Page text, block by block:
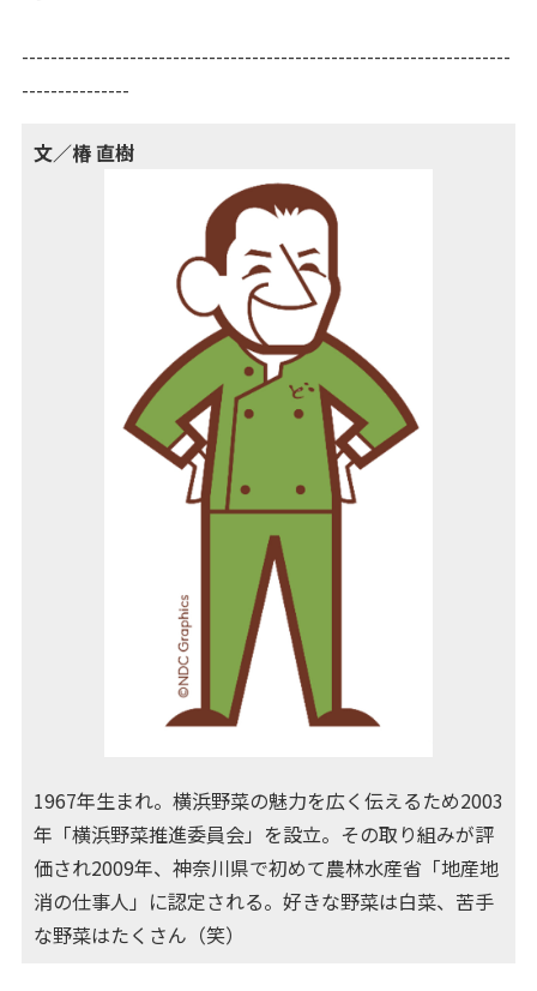
--------------------------------------------------------------------
---------------
文／椿 直樹
1967年生まれ。横浜野菜の魅力を広く伝えるため2003
年「横浜野菜推進委員会」を設立。その取り組みが評
価され2009年、神奈川県で初めて農林水産省「地産地
消の仕事人」に認定される。好きな野菜は白菜、苦手
な野菜はたくさん（笑）